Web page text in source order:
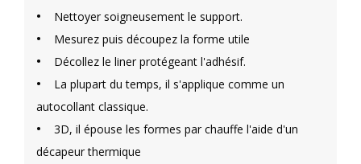
• Nettoyer soigneusement le support.
• Mesurez puis découpez la forme utile
• Décollez le liner protégeant l'adhésif.
•
La plupart du temps, il s'applique comme un
autocollant classique.
• 3D, il épouse les formes par chauffe l'aide d'un
décapeur thermique